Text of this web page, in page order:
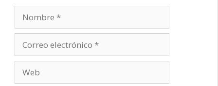
electrónico